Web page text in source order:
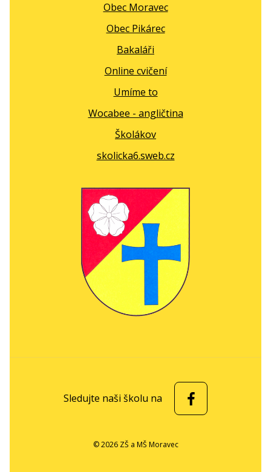
Obec Moravec
Obec Pikárec
Bakaláři
Online cvičení
Umíme to
Wocabee - angličtina
Školákov
skolicka6.sweb.cz
© 2026 ZŠ a MŠ Moravec
Sledujte naši školu na